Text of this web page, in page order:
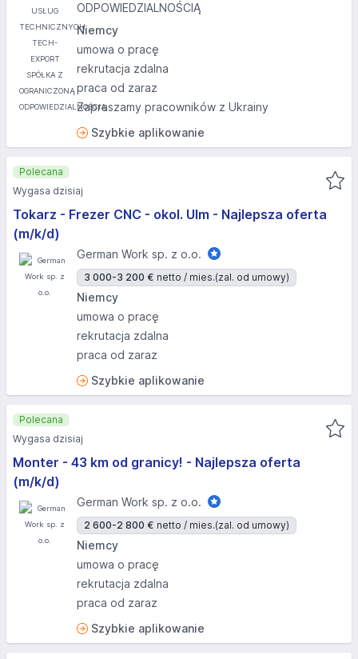
ODPOWIEDZIALNOŚCIĄ
Niemcy
umowa o pracę
rekrutacja zdalna
praca od zaraz
Zapraszamy pracowników z Ukrainy
Szybkie aplikowanie
Tokarz - Frezer CNC - okol. Ulm - Najlepsza oferta
(m/k/d)
German Work sp. z o.o.
3 000-3 200 € netto / mies.(zal. od umowy)
Niemcy
umowa o pracę
rekrutacja zdalna
praca od zaraz
Szybkie aplikowanie
Polecana
Wygasa dzisiaj
Monter - 43 km od granicy! - Najlepsza oferta
(m/k/d)
German Work sp. z o.o.
2 600-2 800 € netto / mies.(zal. od umowy)
Niemcy
umowa o pracę
rekrutacja zdalna
praca od zaraz
Szybkie aplikowanie
Polecana
Wygasa dzisiaj